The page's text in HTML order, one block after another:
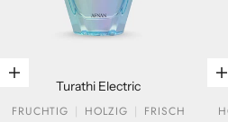
In den Warenkorb legen
Turathi Electric
FRUCHTIG
HOLZIG
FRISCH